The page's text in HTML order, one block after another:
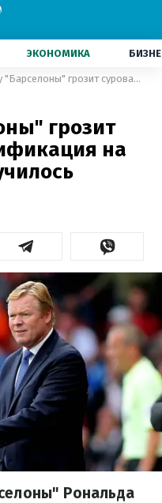
ЭКОНОМИКА
Тренеру "Барселоны" грозит суровая дисквалификация на 12 матчей: что случилось
грозит
на
Рональда